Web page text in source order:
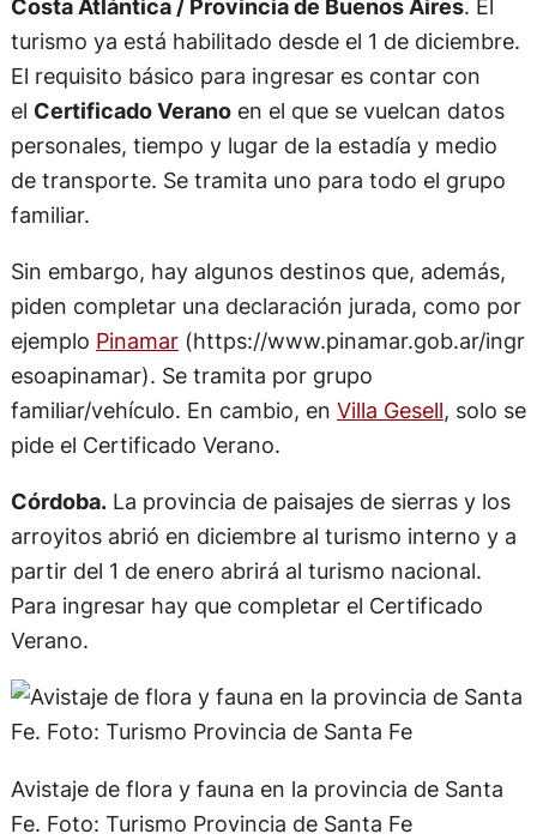
Costa Atlántica / Provincia de Buenos Aires. El
turismo ya está habilitado desde el 1 de diciembre.
El requisito básico para ingresar es contar con
el Certificado Veranoen el que se vuelcan datos
personales, tiempo y lugar de la estadía y medio
de transporte. Se tramita uno para todo el grupo
familiar.
Sin embargo, hay algunos destinos que, además,
piden completar una declaración jurada, como por
ejemplo Pinamar(https://www.pinamar.gob.ar/ingr
esoapinamar). Se tramita por grupo
familiar/vehículo. En cambio, en Villa Gesell, solo se
pide el Certificado Verano.
Córdoba.La provincia de paisajes de sierras y los
arroyitos abrió en diciembre al turismo interno y a
partir del 1 de enero abrirá al turismo nacional.
Para ingresar hay que completar el Certificado
Verano.
Avistaje de flora y fauna en la provincia de Santa
Fe. Foto: Turismo Provincia de Santa Fe